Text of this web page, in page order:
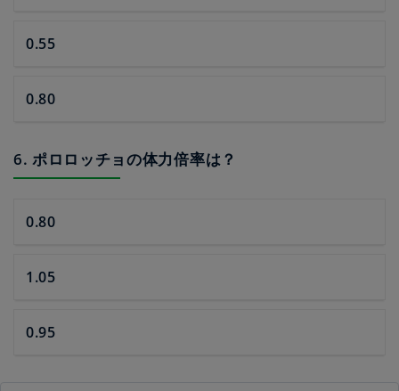
0.55
0.80
6. ポロロッチョの体力倍率は？
0.80
1.05
0.95